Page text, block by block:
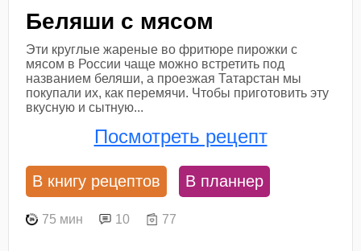
Беляши с мясом
Эти круглые жареные во фритюре пирожки с
мясом в России чаще можно встретить под
названием беляши, а проезжая Татарстан мы
покупали их, как перемячи. Чтобы приготовить эту
вкусную и сытную...
Посмотреть рецепт
В книгу рецептов В планнер
75 мин 10 77